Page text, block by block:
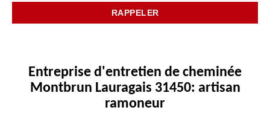
Entreprise d'entretien de cheminée
Montbrun Lauragais 31450: artisan
ramoneur